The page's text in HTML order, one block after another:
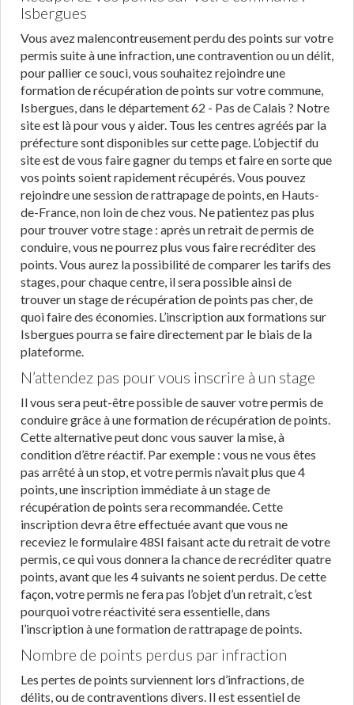
Isbergues
Vous avez malencontreusement perdu des points sur votre
permis suite à une infraction, une contravention ou un délit,
pour pallier ce souci, vous souhaitez rejoindre une
formation de récupération de points sur votre commune,
Isbergues, dans le département 62 - Pas de Calais ? Notre
site est là pour vous y aider. Tous les centres agréés par la
préfecture sont disponibles sur cette page. L’objectif du
site est de vous faire gagner du temps et faire en sorte que
vos points soient rapidement récupérés. Vous pouvez
rejoindre une session de rattrapage de points, en Hauts-
de-France, non loin de chez vous. Ne patientez pas plus
pour trouver votre stage : après un retrait de permis de
conduire, vous ne pourrez plus vous faire recréditer des
points. Vous aurez la possibilité de comparer les tarifs des
stages, pour chaque centre, il sera possible ainsi de
trouver un stage de récupération de points pas cher, de
quoi faire des économies. L’inscription aux formations sur
Isbergues pourra se faire directement par le biais de la
plateforme.
N’attendez pas pour vous inscrire à un stage
Il vous sera peut-être possible de sauver votre permis de
conduire grâce à une formation de récupération de points.
Cette alternative peut donc vous sauver la mise, à
condition d’être réactif. Par exemple : vous ne vous êtes
pas arrêté à un stop, et votre permis n’avait plus que 4
points, une inscription immédiate à un stage de
récupération de points sera recommandée. Cette
inscription devra être effectuée avant que vous ne
receviez le formulaire 48SI faisant acte du retrait de votre
permis, ce qui vous donnera la chance de recréditer quatre
points, avant que les 4 suivants ne soient perdus. De cette
façon, votre permis ne fera pas l’objet d’un retrait, c’est
pourquoi votre réactivité sera essentielle, dans
l’inscription à une formation de rattrapage de points.
Nombre de points perdus par infraction
Les pertes de points surviennent lors d’infractions, de
délits, ou de contraventions divers. Il est essentiel de